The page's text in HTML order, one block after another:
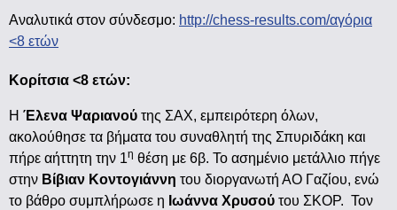
Αναλυτικά στον σύνδεσμο: http://chess-results.com/αγόρια
<8 ετών
Κορίτσια <8 ετών:
Η Έλενα Ψαριανού της ΣΑΧ, εμπειρότερη όλων,
ακολούθησε τα βήματα του συναθλητή της Σπυριδάκη και
πήρε αήττητη την 1η θέση με 6β. Το ασημένιο μετάλλιο πήγε
στην Βίβιαν Κοντογιάννη του διοργανωτή ΑΟ Γαζίου, ενώ
το βάθρο συμπλήρωσε η Ιωάννα Χρυσού του ΣΚΟΡ. Τον